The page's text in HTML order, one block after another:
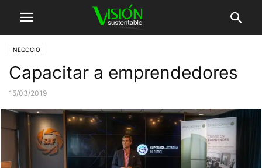
NEGOCIO
Capacitar a emprendedores
15/03/2019